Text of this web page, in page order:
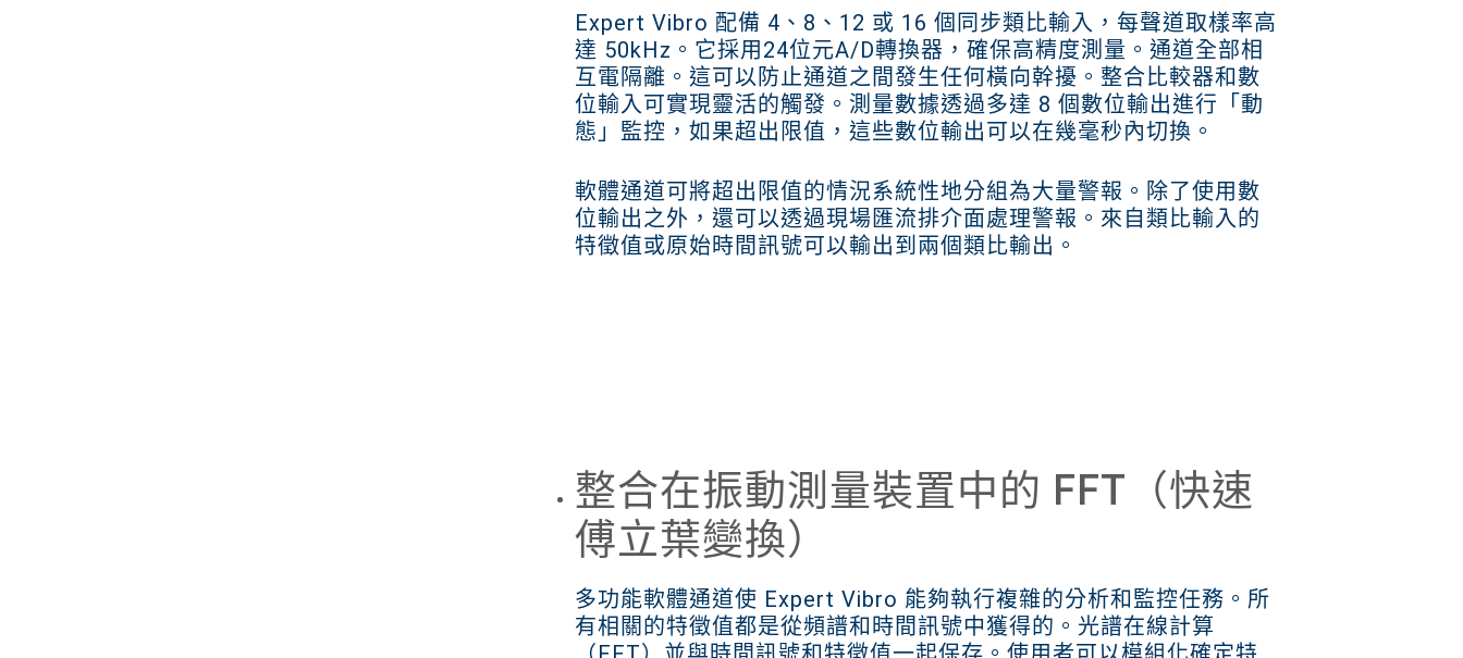
Expert Vibro 配備 4、8、12 或 16 個同步類比輸入，每聲道取樣率高
達 50kHz。它採用24位元A/D轉換器，確保高精度測量。通道全部相
互電隔離。這可以防止通道之間發生任何橫向幹擾。整合比較器和數
位輸入可實現靈活的觸發。測量數據透過多達 8 個數位輸出進行「動
態」監控，如果超出限值，這些數位輸出可以在幾毫秒內切換。
軟體通道可將超出限值的情況系統性地分組為大量警報。除了使用數
位輸出之外，還可以透過現場匯流排介面處理警報。來自類比輸入的
特徵值或原始時間訊號可以輸出到兩個類比輸出。
整合在振動測量裝置中的 FFT（快速
傅立葉變換）
多功能軟體通道使 Expert Vibro 能夠執行複雜的分析和監控任務。所
有相關的特徵值都是從頻譜和時間訊號中獲得的。光譜在線計算